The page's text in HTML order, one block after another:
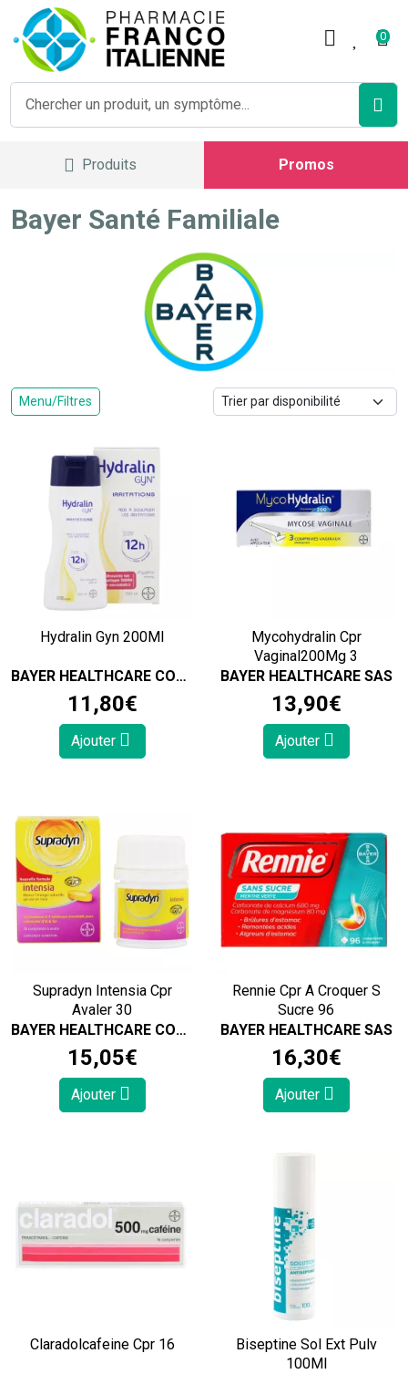
0
Produits Promos
Bayer Santé Familiale
Menu/Filtres
Hydralin Gyn 200Ml
BAYER HEALTHCARE CONSUMER HEALTH
11 ,80€
Ajouter
Mycohydralin Cpr
Vaginal200Mg 3
BAYER HEALTHCARE SAS
13,90€
Ajouter
Supradyn Intensia Cpr
Avaler 30
BAYER HEALTHCARE CONSUMER HEALTH
15,05€
Ajouter
Rennie Cpr A Croquer S
Sucre 96
BAYER HEALTHCARE SAS
16,30€
Ajouter
Claradolcafeine Cpr 16
Biseptine Sol Ext Pulv
100Ml